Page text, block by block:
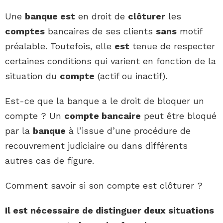
Une banque est en droit de clôturer les
comptes bancaires de ses clients sans motif
préalable. Toutefois, elle est tenue de respecter
certaines conditions qui varient en fonction de la
situation du compte (actif ou inactif).
Est-ce que la banque a le droit de bloquer un
compte ? Un compte bancaire peut être bloqué
par la banque à l’issue d’une procédure de
recouvrement judiciaire ou dans différents
autres cas de figure.
Comment savoir si son compte est clôturer ?
Il est nécessaire de distinguer deux situations